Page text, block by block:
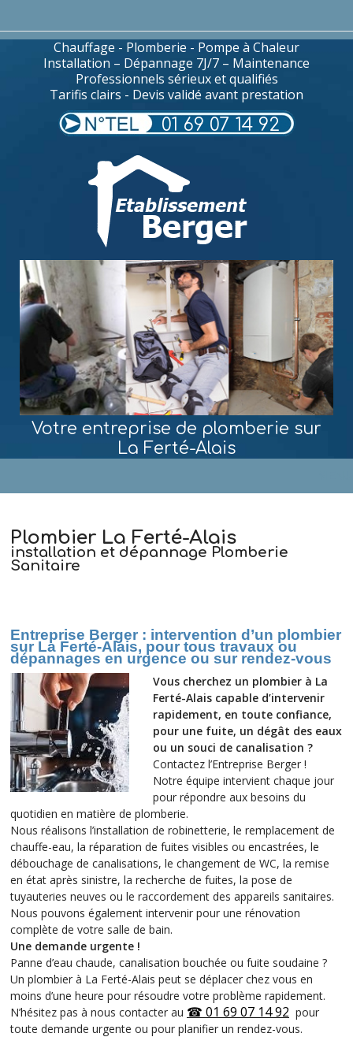
Chauffage - Plomberie - Pompe à Chaleur
Installation – Dépannage 7J/7 – Maintenance
Professionnels sérieux et qualifiés
Tarifis clairs - Devis validé avant prestation
01 69 07 14 92
Votre entreprise de plomberie sur
La Ferté-Alais
Plombier La Ferté-Alais
installation et dépannage Plomberie
Sanitaire
Entreprise Berger : intervention d’un plombier
sur La Ferté-Alais, pour tous travaux ou
dépannages en urgence ou sur rendez-vous
Vous cherchez un plombier à La
Ferté-Alais capable d’intervenir
rapidement, en toute confiance,
pour une fuite, un dégât des eaux
ou un souci de canalisation ?
Contactez l’Entreprise Berger !
Notre équipe intervient chaque jour
pour répondre aux besoins du
quotidien en matière de plomberie.
Nous réalisons l’installation de robinetterie, le remplacement de
chauffe-eau, la réparation de fuites visibles ou encastrées, le
débouchage de canalisations, le changement de WC, la remise
en état après sinistre, la recherche de fuites, la pose de
tuyauteries neuves ou le raccordement des appareils sanitaires.
Nous pouvons également intervenir pour une rénovation
complète de votre salle de bain.
Une demande urgente !
Panne d’eau chaude, canalisation bouchée ou fuite soudaine ?
Un plombier à La Ferté-Alais peut se déplacer chez vous en
moins d’une heure pour résoudre votre problème rapidement.
N’hésitez pas à nous contacter au ☎ 01 69 07 14 92 pour
toute demande urgente ou pour planifier un rendez-vous.